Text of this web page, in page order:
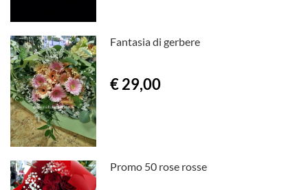
Fantasia di gerbere
€ 29,00
Promo 50 rose rosse